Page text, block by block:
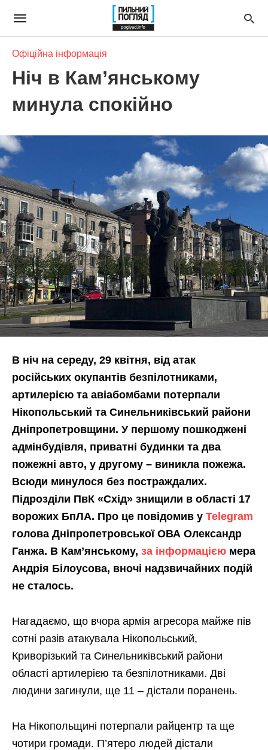
Офіційна інформація
Ніч в Кам’янському
минула спокійно
В ніч на середу, 29 квітня, від атак
російських окупантів безпілотниками,
артилерією та авіабомбами потерпали
Нікопольський та Синельниківський райони
Дніпропетровщини. У першому пошкоджені
адмінбудівля, приватні будинки та два
пожежні авто, у другому – виникла пожежа.
Всюди минулося без постраждалих.
Підрозділи ПвК «Схід» знищили в області 17
ворожих БпЛА. Про це повідомив у Telegram
голова Дніпропетровської ОВА Олександр
Ганжа. В Кам’янському, за інформацією мера
Андрія Білоусова, вночі надзвичайних подій
не сталось.
Нагадаємо, що вчора армія агресора майже пів
сотні разів атакувала Нікопольський,
Криворізький та Синельниківський райони
області артилерією та безпілотниками. Дві
людини загинули, ще 11 – дістали поранень.
На Нікопольщині потерпали райцентр та ще
чотири громади. П’ятеро людей дістали